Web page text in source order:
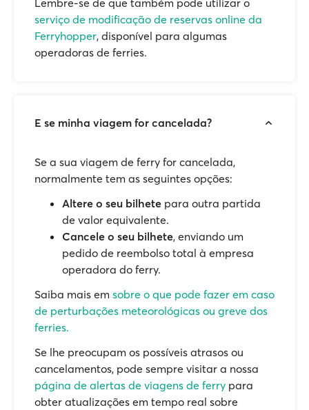
Lembre-se de que também pode utilizar o
serviço de modificação de reservas online da
Ferryhopper, disponível para algumas
operadoras de ferries.
E se minha viagem for cancelada?
Se a sua viagem de ferry for cancelada,
normalmente tem as seguintes opções:
Altere o seu bilhete para outra partida
de valor equivalente.
Cancele o seu bilhete, enviando um
pedido de reembolso total à empresa
operadora do ferry.
Saiba mais em sobre o que pode fazer em caso
de perturbações meteorológicas ou greve dos
ferries.
Se lhe preocupam os possíveis atrasos ou
cancelamentos, pode sempre visitar a nossa
página de alertas de viagens de ferry para
obter atualizações em tempo real sobre